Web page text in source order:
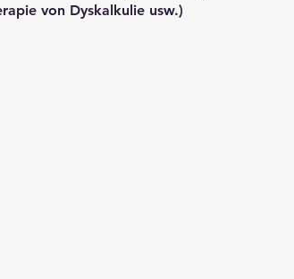
von Dyskalkulie usw.)